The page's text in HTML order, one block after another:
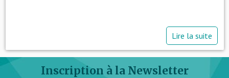
Lire la suite
Inscription à la Newsletter